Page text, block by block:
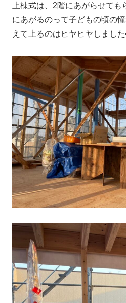
上棟式は、2階にあがらせて
にあがるのって子どもの頃の
えて上るのはヒヤヒヤしまし